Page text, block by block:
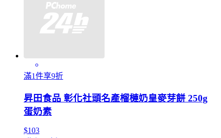
滿1件享9折
昇田食品 彰化社頭名產榴槤奶皇麥芽餅 250g
蛋奶素
$103